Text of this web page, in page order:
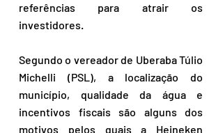
referências para atrair os
investidores.
Segundo o vereador de Uberaba Túlio
Michelli (PSL), a localização do
município, qualidade da água e
incentivos fiscais são alguns dos
motivos pelos quais a Heineken